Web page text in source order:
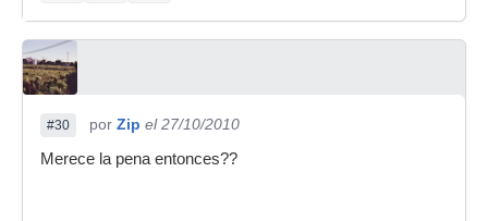
#30 por Zip el 27/10/2010
Merece la pena entonces??